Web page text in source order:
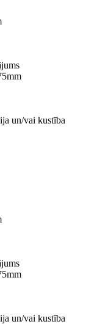
un/vai kustība
un/vai kustība